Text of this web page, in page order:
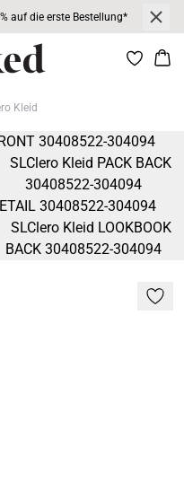
auf die erste Bestellung*
Kleid